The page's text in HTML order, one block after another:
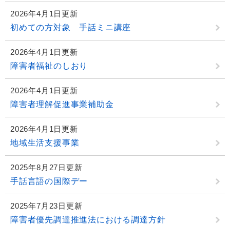
2026年4月1日更新
初めての方対象 手話ミニ講座
2026年4月1日更新
障害者福祉のしおり
2026年4月1日更新
障害者理解促進事業補助金
2026年4月1日更新
地域生活支援事業
2025年8月27日更新
手話言語の国際デー
2025年7月23日更新
障害者優先調達推進法における調達方針